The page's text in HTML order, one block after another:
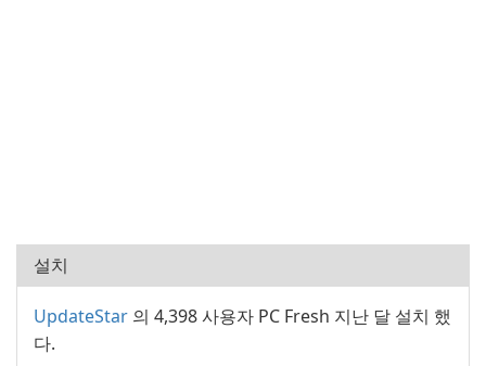
설치
UpdateStar 의 4,398 사용자 PC Fresh 지난 달 설치 했
다.